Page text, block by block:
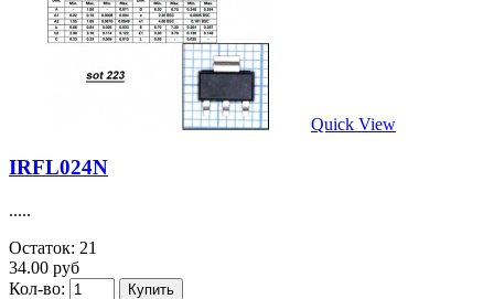
Quick View
IRFL024N
.....
Остаток: 21
34.00 руб
Кол-во: